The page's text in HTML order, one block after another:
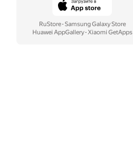
RuStore· Samsung Galaxy Store
Huawei AppGallery· Xiaomi GetApps